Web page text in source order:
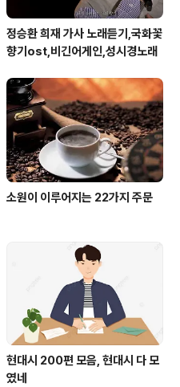
정승환 희재 가사 노래듣기,국화꽃
향기ost,비긴어게인,성시경노래
소원이 이루어지는 22가지 주문
현대시 200편 모음, 현대시 다 모
였네